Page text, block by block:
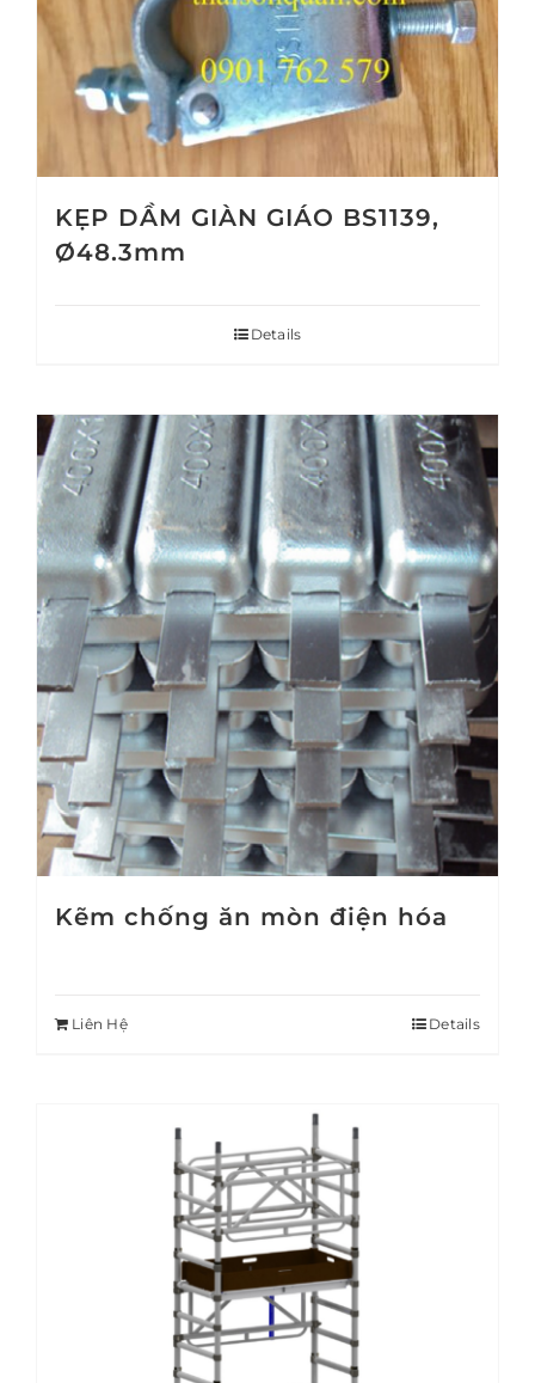
KẸP DẦM GIÀN GIÁO BS1139,
Ø48.3mm
Details
Kẽm chống ăn mòn điện hóa
Liên Hệ Details